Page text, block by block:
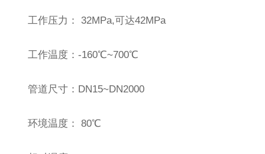
工作压力： 32MPa,可达42MPa
工作温度：-160℃~700℃
管道尺寸：DN15~DN2000
环境温度： 80℃